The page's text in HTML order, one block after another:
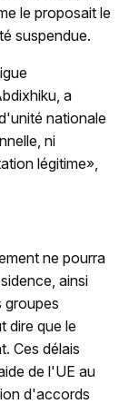
le proposait le
suspendue.
a
nationale
ni
légitime»,
ne pourra
ainsi
groupes
dire que le
Ces délais
de l'UE au
d'accords